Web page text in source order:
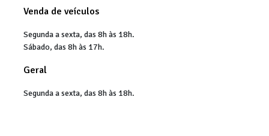
Venda de veículos
Segunda a sexta, das 8h às 18h.
Sábado, das 8h às 17h.
Geral
Segunda a sexta, das 8h às 18h.